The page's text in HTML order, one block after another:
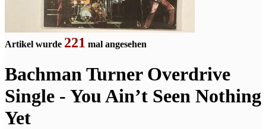
Artikel wurde 221 mal angesehen
Bachman Turner Overdrive
Single - You Ain’t Seen Nothing
Yet